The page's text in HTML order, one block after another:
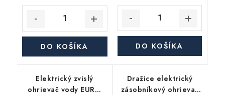
DO KOŠÍKA DO KOŠÍKA
Elektrický zvislý
ohrievač vody EURO
Dražice elektrický
zásobníkový ohrievač